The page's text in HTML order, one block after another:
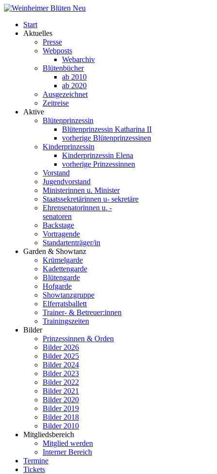
Start
Aktuelles
Presse
Webposts
Webarchiv
Blütenbücher
ab 2010
ab 2020
Ausgezeichnet
Zeitreise
Aktive
Blütenprinzessin
Blütenprinzessin Katharina II
vorherige Blütenprinzessinen
Kinderprinzessin
Kinderprinzessin Elena
vorherige Prinzessinnen
Vorstand
Jugendvorstand
Ministerinnen u. Minister
Staatssekretärinnen u- sekretäre
Ehrensenatorinnen u. -
senatoren
Backstage
Vortragende
Standartenträger/in
Garden & Showtanz
Krümelgarde
Kadettengarde
Blütengarde
Hofgarde
Showtanzgruppe
Elferratsballett
Trainer- & Betreuer:innen
Trainingszeiten
Bilder
Prinzessinnen & Orden
Bilder 2026
Bilder 2025
Bilder 2024
Bilder 2023
Bilder 2022
Bilder 2021
Bilder 2020
Bilder 2019
Bilder 2018
Bilder 2010
Mitgliedsbereich
Mitglied werden
Interner Bereich
Termine
Tickets